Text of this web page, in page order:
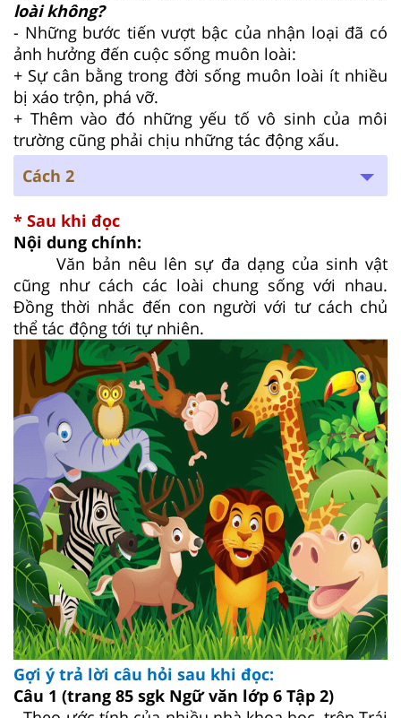
loài không?
- Những bước tiến vượt bậc của nhận loại đã có
ảnh hưởng đến cuộc sống muôn loài:
+ Sự cân bằng trong đời sống muôn loài ít nhiều
bị xáo trộn, phá vỡ.
+ Thêm vào đó những yếu tố vô sinh của môi
trường cũng phải chịu những tác động xấu.
Cách 2
* Sau khi đọc
Nội dung chính:
Văn bản nêu lên sự đa dạng của sinh vật
cũng như cách các loài chung sống với nhau.
Đồng thời nhắc đến con người với tư cách chủ
thể tác động tới tự nhiên.
Gợi ý trả lời câu hỏi sau khi đọc:
Câu 1 (trang 85 sgk Ngữ văn lớp 6 Tập 2)